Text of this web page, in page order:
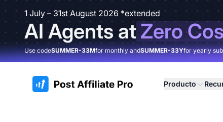
1 July – 31st August 2026 *extended
AI Agents atZero
Use codeSUMMER-33Mfor monthly andSUMMER-33Yfor yearly
:site.title Producto